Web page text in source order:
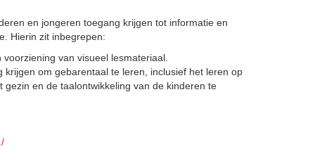
en jongeren toegang krijgen tot informatie en
Hierin zit inbegrepen:
van visueel lesmateriaal.
om gebarentaal te leren, inclusief het leren op
en de taalontwikkeling van de kinderen te